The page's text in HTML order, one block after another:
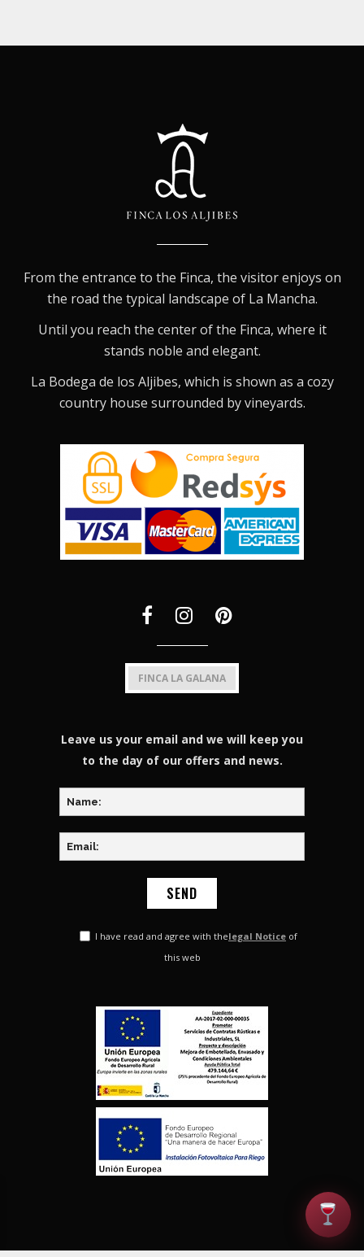
From the entrance to the Finca, the visitor enjoys on
the road the typical landscape of La Mancha.
Until you reach the center of the Finca, where it
stands noble and elegant.
La Bodega de los Aljibes, which is shown as a cozy
country house surrounded by vineyards.
FINCA LA GALANA
Leave us your email and we will keep you
to the day of our offers and news.
I have read and agree with thelegal Notice of
this web